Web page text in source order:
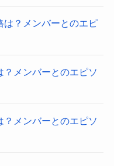
は？メンバーとのエピ
メンバーとのエピソ
メンバーとのエピソ